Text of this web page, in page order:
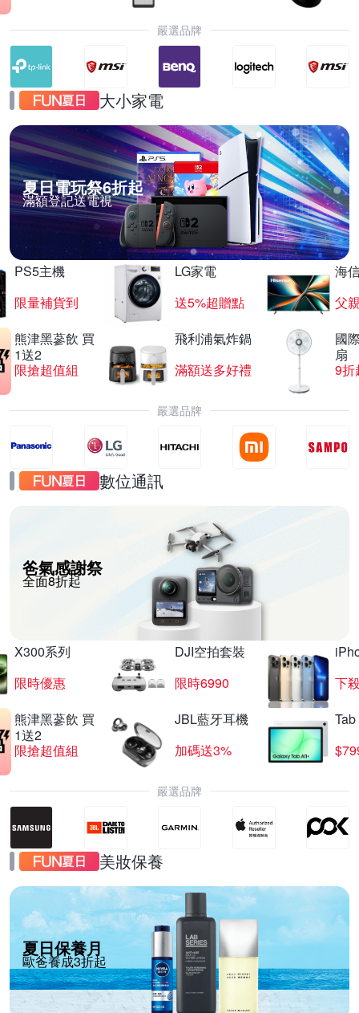
嚴選品牌
大小家電
夏日電玩祭6折起
滿額登記送電視
PS5主機
限量補貨到
LG家電
送5%超贈點
海
父
熊津黑蔘飲 買
1送2
限搶超值組
飛利浦氣炸鍋
滿額送多好禮
國
扇
9折
嚴選品牌
數位通訊
爸氣感謝祭
全面8折起
X300系列
限時優惠
DJI空拍套裝
限時6990
下
熊津黑蔘飲 買
1送2
限搶超值組
JBL藍牙耳機
加碼送3%
嚴選品牌
美妝保養
夏日保養月
歐爸養成3折起